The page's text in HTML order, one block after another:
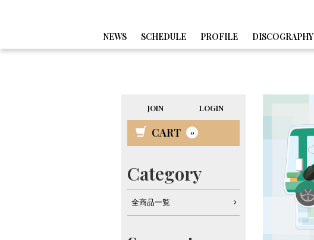
NEWS SCHEDULE PROFILE DISCOGRAPHY
JOIN LOGIN
CART 0
Category
全商品一覧